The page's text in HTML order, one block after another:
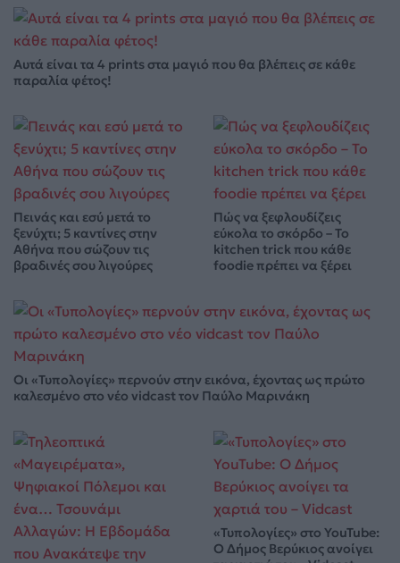
Αυτά είναι τα 4 prints στα μαγιό που θα βλέπεις σε κάθε
παραλία φέτος!
Πεινάς και εσύ μετά το
ξενύχτι; 5 καντίνες στην
Αθήνα που σώζουν τις
βραδινές σου λιγούρες
Πώς να ξεφλουδίζεις
εύκολα το σκόρδο – Το
kitchen trick που κάθε
foodie πρέπει να ξέρει
Οι «Τυπολογίες» περνούν στην εικόνα, έχοντας ως πρώτο
καλεσμένο στο νέο vidcast τον Παύλο Μαρινάκη
«Τυπολογίες» στο YouTube:
Ο Δήμος Βερύκιος ανοίγει